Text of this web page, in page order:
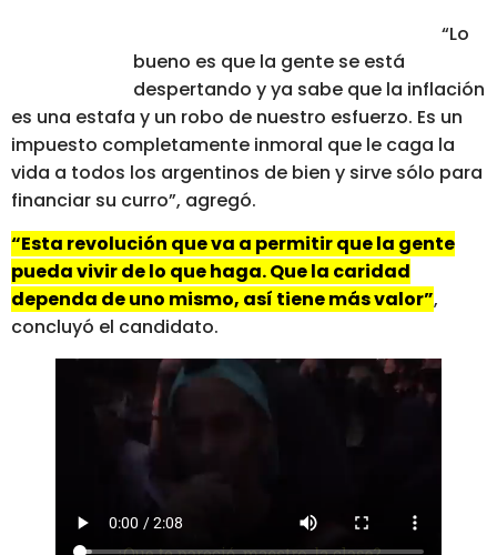
“Lo
bueno es que la gente se está
despertando y ya sabe que la inflación
es una estafa y un robo de nuestro esfuerzo. Es un
impuesto completamente inmoral que le caga la
vida a todos los argentinos de bien y sirve sólo para
financiar su curro”, agregó.
“Esta revolución que va a permitir que la gente
pueda vivir de lo que haga. Que la caridad
dependa de uno mismo, así tiene más valor”,
concluyó el candidato.